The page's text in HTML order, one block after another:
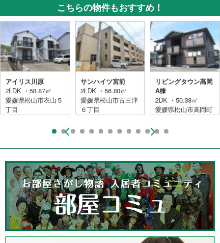
こちらの物件もおすすめ！
アイリス川原
2LDK ・50.87㎡
愛媛県松山市衣山５
丁目
サンハイツ宮前
2LDK ・56.80㎡
愛媛県松山市古三津
６丁目
リビングタウン高岡
A棟
2DK ・50.38㎡
愛媛県松山市高岡町